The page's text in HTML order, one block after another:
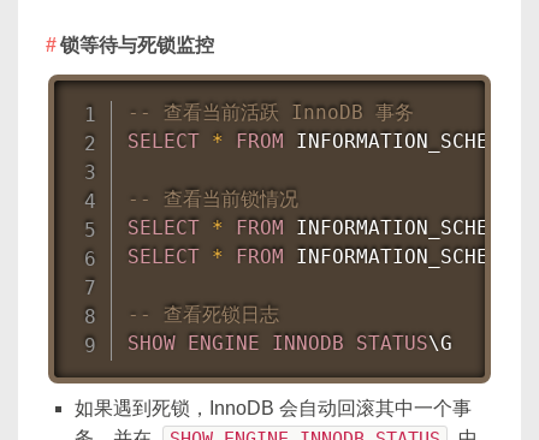
锁等待与死锁监控
-- 查看当前活跃 InnoDB 事务
SELECT
* FROM INFORMATION_SCHEMA
-- 查看当前锁情况
SELECT
* FROM INFORMATION_SCHEMA
SELECT
* FROM INFORMATION_SCHEMA
-- 查看死锁日志
SHOW
ENGINE INNODB STATUS\G
如果遇到死锁，InnoDB 会自动回滚其中一个事